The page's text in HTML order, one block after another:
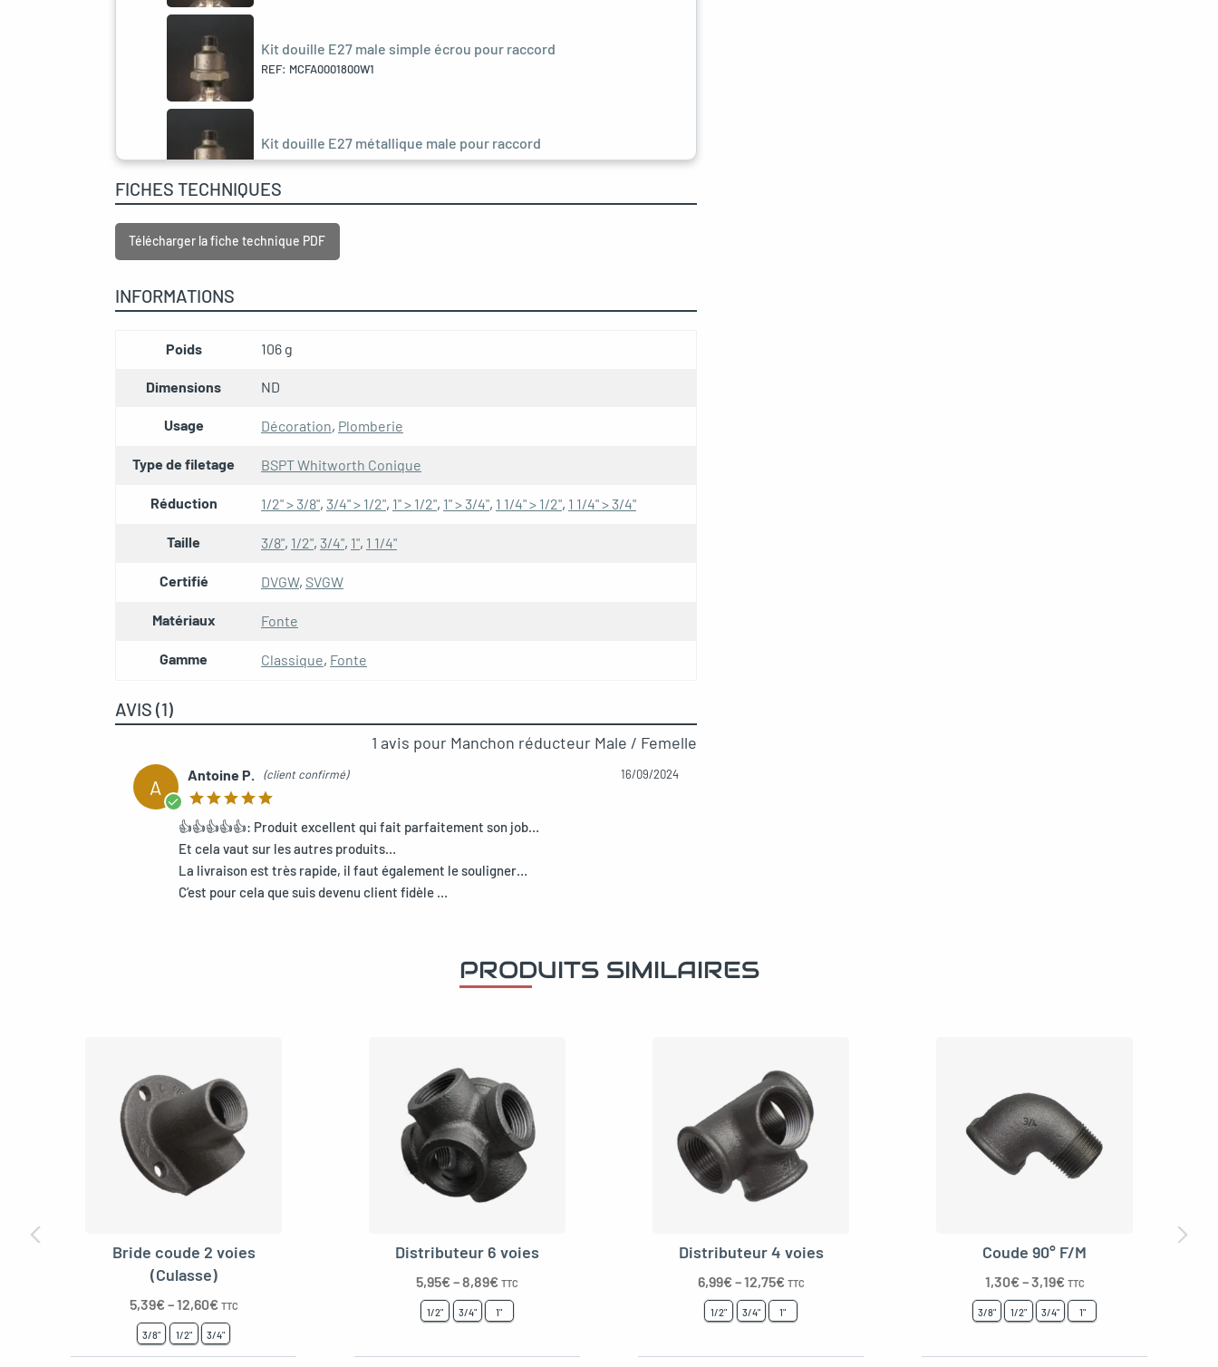
Kit douille E27 male simple écrou pour raccord
REF: MCFA0001800W1
Kit douille E27 métallique male pour raccord
REF: MCFA0000800W8
FICHES TECHNIQUES
Télécharger la fiche technique PDF
INFORMATIONS
Poids 106 g
Dimensions ND
Usage Décoration, Plomberie
Type de filetage BSPT Whitworth Conique
Réduction 1/2" > 3/8", 3/4" > 1/2", 1" > 1/2", 1" > 3/4", 1 1/4" > 1/2", 1 1/4" > 3/4"
Taille 3/8", 1/2", 3/4", 1", 1 1/4"
Certifié DVGW, SVGW
Matériaux Fonte
Gamme Classique, Fonte
AVIS (1)
1 avis pour Manchon réducteur Male / Femelle
A
Antoine P. (client confirmé) 16/09/2024
👍👍👍👍👍: Produit excellent qui fait parfaitement son job…
Et cela vaut sur les autres produits…
La livraison est très rapide, il faut également le souligner…
C’est pour cela que suis devenu client fidèle …
PRODUITS SIMILAIRES
Bride coude 2 voies
(Culasse)
5,39€–12,60€ TTC
3/8" 1/2" 3/4"
Distributeur 6 voies
5,95€–8,89€ TTC
1/2" 3/4" 1"
Distributeur 4 voies
6,99€–12,75€ TTC
1/2" 3/4" 1"
Coude 90° F/M
1,30€–3,19€ TTC
3/8" 1/2" 3/4" 1"